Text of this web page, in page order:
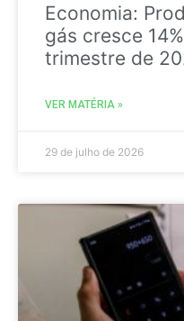
Economia:
gás cresce
trimestre de
VER MATÉRIA »
29 de julho de 2026